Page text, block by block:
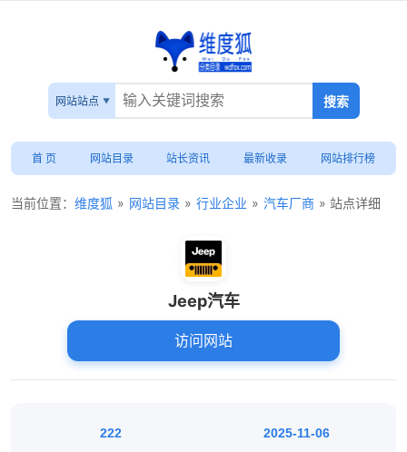
网站站点
首 页 网站目录 站长资讯 最新收录 网站排行榜
当前位置： 维度狐 » 网站目录 » 行业企业 » 汽车厂商 » 站点详细
Jeep汽车
访问网站
222
2025-11-06